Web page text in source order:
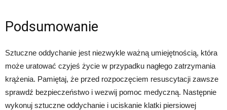
Podsumowanie
Sztuczne oddychanie jest niezwykle ważną umiejętnością, która
może uratować czyjeś życie w przypadku nagłego zatrzymania
krążenia. Pamiętaj, że przed rozpoczęciem resuscytacji zawsze
sprawdź bezpieczeństwo i wezwij pomoc medyczną. Następnie
wykonuj sztuczne oddychanie i uciskanie klatki piersiowej